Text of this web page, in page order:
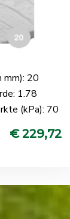
mm): 20
1.78
(kPa): 70
€ 229,72